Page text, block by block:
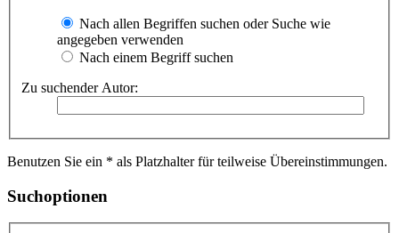
Nach allen Begriffen suchen oder Suche wie
angegeben verwenden
Nach einem Begriff suchen
Zu suchender Autor:
Benutzen Sie ein * als Platzhalter für teilweise Übereinstimmungen.
Suchoptionen